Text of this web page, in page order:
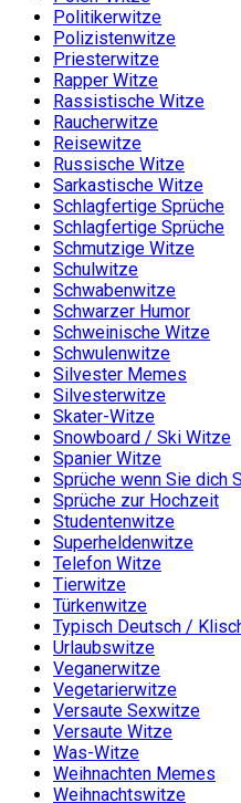
Politikerwitze
Polizistenwitze
Priesterwitze
Rapper Witze
Rassistische Witze
Raucherwitze
Reisewitze
Russische Witze
Sarkastische Witze
Schlagfertige Sprüche
Schlagfertige Sprüche
Schmutzige Witze
Schulwitze
Schwabenwitze
Schwarzer Humor
Schweinische Witze
Schwulenwitze
Silvester Memes
Silvesterwitze
Skater-Witze
Snowboard / Ski Witze
Spanier Witze
Sprüche wenn Sie dich
Sprüche zur Hochzeit
Studentenwitze
Superheldenwitze
Telefon Witze
Tierwitze
Türkenwitze
Typisch Deutsch /
Urlaubswitze
Veganerwitze
Vegetarierwitze
Versaute Sexwitze
Versaute Witze
Was-Witze
Weihnachten Memes
Weihnachtswitze